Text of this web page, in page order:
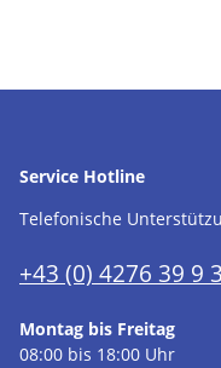
Service Hotline
Telefonische
+43 (0) 4276 39 9
Montag bis Freitag
08:00 bis 18:00 Uhr